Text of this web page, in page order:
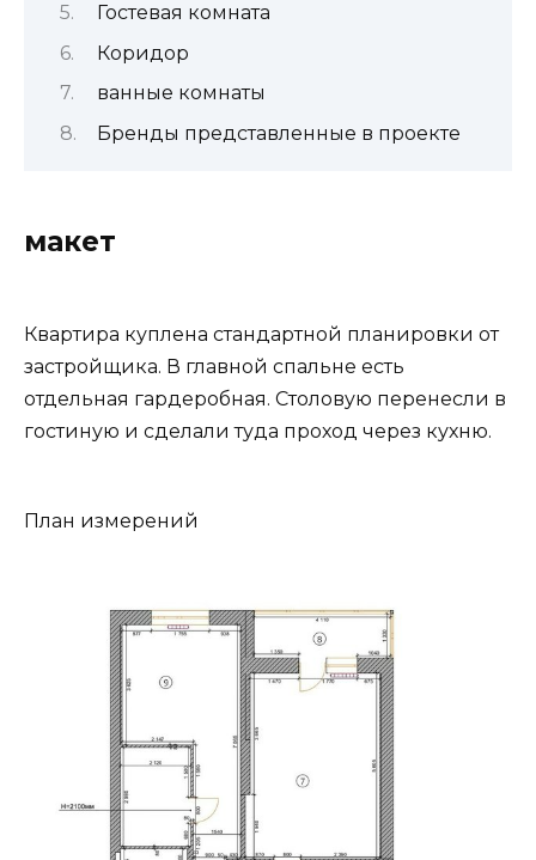
Гостевая комната
Коридор
ванные комнаты
Бренды представленные в проекте
макет
Квартира куплена стандартной планировки от
застройщика. В главной спальне есть
отдельная гардеробная. Столовую перенесли в
гостиную и сделали туда проход через кухню.
План измерений